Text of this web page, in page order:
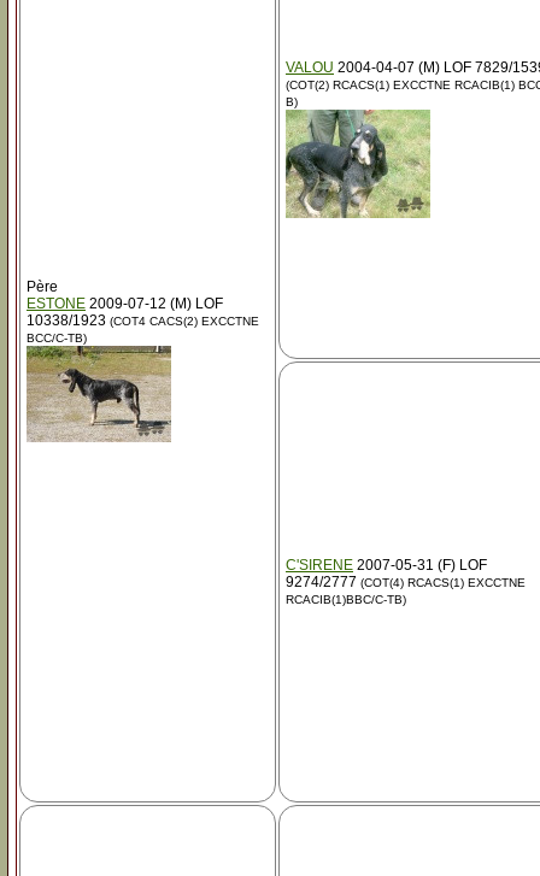
Père
ESTONE 2009-07-12 (M) LOF
10338/1923 (COT4 CACS(2) EXCCTNE
BCC/C-TB)
VALOU 2004-04-07 (M) LOF 7829/
(COT(2) RCACS(1) EXCCTNE RCACIB(1)
B)
C'SIRENE 2007-05-31 (F) LOF
9274/2777 (COT(4) RCACS(1) EXCCTNE
RCACIB(1)BBC/C-TB)